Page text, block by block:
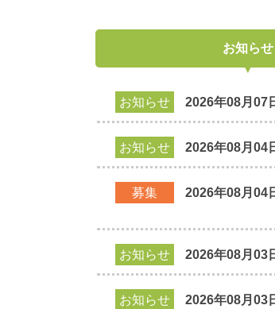
お知らせ
お知らせ 2026年08月07
お知らせ 2026年08月04
募集 2026年08月04
お知らせ 2026年08月03
お知らせ 2026年08月03